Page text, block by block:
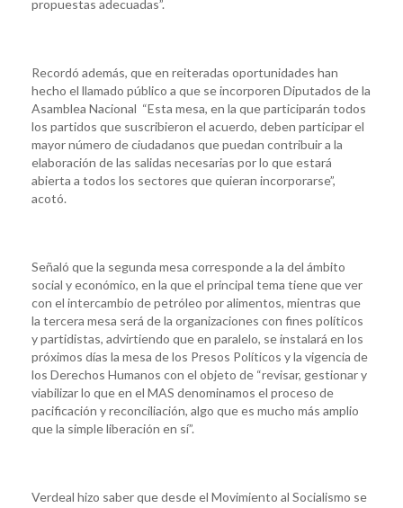
propuestas adecuadas”.
Recordó además, que en reiteradas oportunidades han
hecho el llamado público a que se incorporen Diputados de la
Asamblea Nacional “Esta mesa, en la que participarán todos
los partidos que suscribieron el acuerdo, deben participar el
mayor número de ciudadanos que puedan contribuir a la
elaboración de las salidas necesarias por lo que estará
abierta a todos los sectores que quieran incorporarse”,
acotó.
Señaló que la segunda mesa corresponde a la del ámbito
social y económico, en la que el principal tema tiene que ver
con el intercambio de petróleo por alimentos, mientras que
la tercera mesa será de la organizaciones con fines políticos
y partidistas, advirtiendo que en paralelo, se instalará en los
próximos días la mesa de los Presos Políticos y la vigencia de
los Derechos Humanos con el objeto de “revisar, gestionar y
viabilizar lo que en el MAS denominamos el proceso de
pacificación y reconciliación, algo que es mucho más amplio
que la simple liberación en sí”.
Verdeal hizo saber que desde el Movimiento al Socialismo se